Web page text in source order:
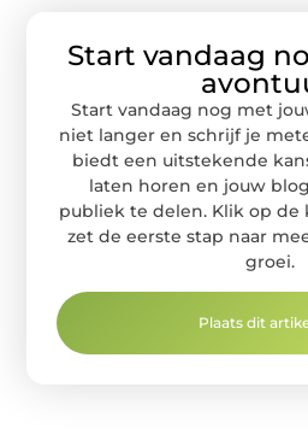
Start vandaag
Start vandaag nog met
niet langer en schrijf je
biedt een uitstekende
laten horen en jouw
publiek te delen. Klik op de
zet de eerste stap naar
groei.
Plaats dit